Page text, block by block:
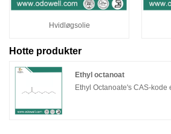
Hvidløgsolie
Hotte produkter
Ethyl octanoat
Ethyl Octanoate's CAS-kode